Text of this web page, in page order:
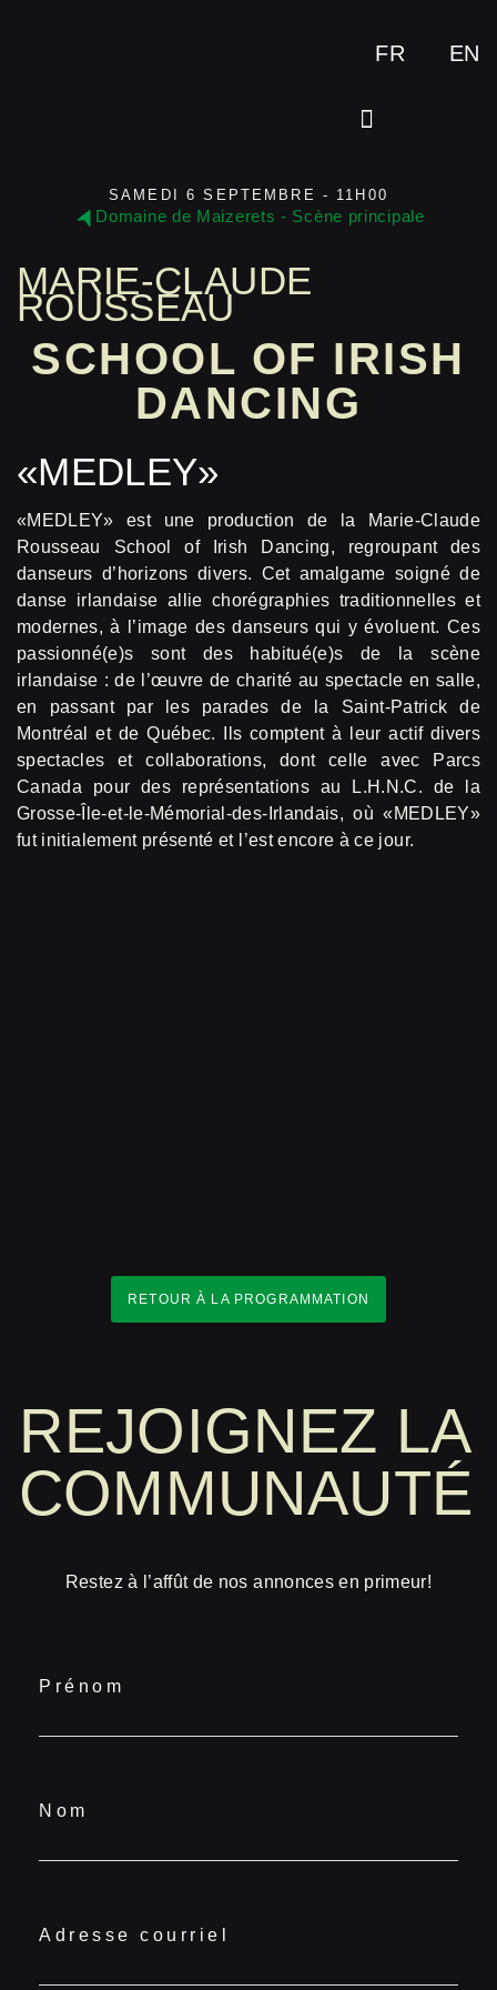
FR EN
SAMEDI 6 SEPTEMBRE - 11H00
Domaine de Maizerets - Scène principale
MARIE-CLAUDE
ROUSSEAU
SCHOOL OF IRISH
DANCING
«MEDLEY»
«MEDLEY» est une production de la Marie-Claude
Rousseau School of Irish Dancing, regroupant des
danseurs d’horizons divers. Cet amalgame soigné de
danse irlandaise allie chorégraphies traditionnelles et
modernes, à l’image des danseurs qui y évoluent. Ces
passionné(e)s sont des habitué(e)s de la scène
irlandaise : de l’œuvre de charité au spectacle en salle,
en passant par les parades de la Saint-Patrick de
Montréal et de Québec. Ils comptent à leur actif divers
spectacles et collaborations, dont celle avec Parcs
Canada pour des représentations au L.H.N.C. de la
Grosse-Île-et-le-Mémorial-des-Irlandais, où «MEDLEY»
fut initialement présenté et l’est encore à ce jour.
RETOUR À LA PROGRAMMATION
REJOIGNEZ LA
COMMUNAUTÉ
Restez à l’affût de nos annonces en primeur!
Prénom
Nom
Adresse courriel